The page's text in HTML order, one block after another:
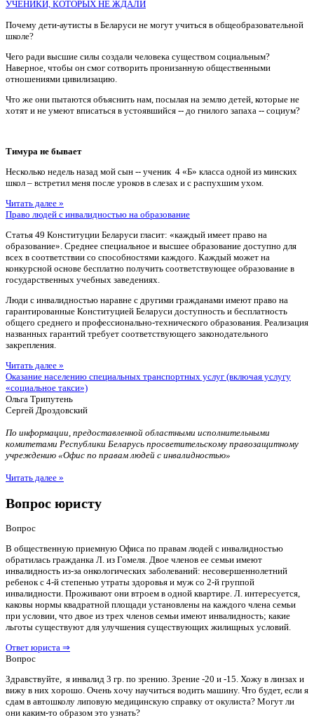
УЧЕНИКИ, КОТОРЫХ НЕ ЖДАЛИ
Почему дети-аутисты в Беларуси не могут учиться в общеобразовательной
школе?
Чего ради высшие силы создали человека существом социальным?
Наверное, чтобы он смог сотворить пронизанную общественными
отношениями цивилизацию.
Что же они пытаются объяснить нам, посылая на землю детей, которые не
хотят и не умеют вписаться в устоявшийся -- до гнилого запаха -- социум?
Тимура не бывает
Несколько недель назад мой сын -- ученик 4 «Б» класса одной из минских
школ – встретил меня после уроков в слезах и с распухшим ухом.
Читать далее »
Право людей с инвалидностью на образование
Статья 49 Конституции Беларуси гласит: «каждый имеет право на
образование». Среднее специальное и высшее образование доступно для
всех в соответствии со способностями каждого. Каждый может на
конкурсной основе бесплатно получить соответствующее образование в
государственных учебных заведениях.
Люди с инвалидностью наравне с другими гражданами имеют право на
гарантированные Конституцией Беларуси доступность и бесплатность
общего среднего и профессионально-технического образования. Реализация
названных гарантий требует соответствующего законодательного
закрепления.
Читать далее »
Оказание населению специальных транспортных услуг (включая услугу
«социальное такси»)
Ольга Трипутень
Сергей Дроздовский
По информации, предоставленной областными исполнительными
комитетами Республики Беларусь просветительскому правозащитному
учреждению «Офис по правам людей с инвалидностью»
Читать далее »
Вопрос юристу
Вопрос
В общественную приемную Офиса по правам людей с инвалидностью
обратилась гражданка Л. из Гомеля. Двое членов ее семьи имеют
инвалидность из-за онкологических заболеваний: несовершеннолетний
ребенок с 4-й степенью утраты здоровья и муж со 2-й группой
инвалидности. Проживают они втроем в одной квартире. Л. интересуется,
каковы нормы квадратной площади установлены на каждого члена семьи
при условии, что двое из трех членов семьи имеют инвалидность; какие
льготы существуют для улучшения существующих жилищных условий.
Ответ юриста ⇒
Вопрос
Здравствуйте, я инвалид 3 гр. по зрению. Зрение -20 и -15. Хожу в линзах и
вижу в них хорошо. Очень хочу научиться водить машину. Что будет, если я
сдам в автошколу липовую медицинскую справку от окулиста? Могут ли
они каким-то образом это узнать?